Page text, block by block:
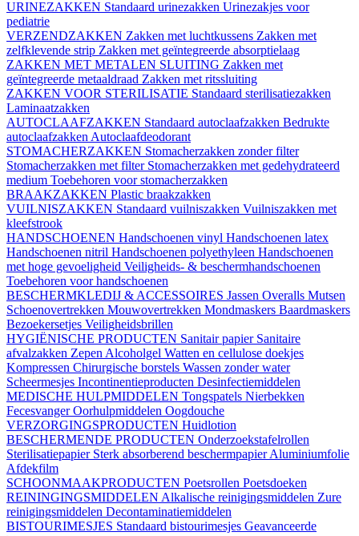
URINEZAKKEN Standaard urinezakken Urinezakjes voor
pediatrie
VERZENDZAKKEN Zakken met luchtkussens Zakken met
zelfklevende strip Zakken met geïntegreerde absorptielaag
ZAKKEN MET METALEN SLUITING Zakken met
geïntegreerde metaaldraad Zakken met ritssluiting
ZAKKEN VOOR STERILISATIE Standaard sterilisatiezakken
Laminaatzakken
AUTOCLAAFZAKKEN Standaard autoclaafzakken Bedrukte
autoclaafzakken Autoclaafdeodorant
STOMACHERZAKKEN Stomacherzakken zonder filter
Stomacherzakken met filter Stomacherzakken met gedehydrateerd
medium Toebehoren voor stomacherzakken
BRAAKZAKKEN Plastic braakzakken
VUILNISZAKKEN Standaard vuilniszakken Vuilniszakken met
kleefstrook
HANDSCHOENEN Handschoenen vinyl Handschoenen latex
Handschoenen nitril Handschoenen polyethyleen Handschoenen
met hoge gevoeligheid Veiligheids- & beschermhandschoenen
Toebehoren voor handschoenen
BESCHERMKLEDIJ & ACCESSOIRES Jassen Overalls Mutsen
Schoenovertrekken Mouwovertrekken Mondmaskers Baardmaskers
Bezoekersetjes Veiligheidsbrillen
HYGIËNISCHE PRODUCTEN Sanitair papier Sanitaire
afvalzakken Zepen Alcoholgel Watten en cellulose doekjes
Kompressen Chirurgische borstels Wassen zonder water
Scheermesjes Incontinentieproducten Desinfectiemiddelen
MEDISCHE HULPMIDDELEN Tongspatels Nierbekken
FecesvangerOorhulpmiddelen Oogdouche
VERZORGINGSPRODUCTEN Huidlotion
BESCHERMENDE PRODUCTEN Onderzoekstafelrollen
Sterilisatiepapier Sterk absorberend beschermpapierAluminiumfolie
Afdekfilm
SCHOONMAAKPRODUCTEN Poetsrollen Poetsdoeken
REININGINGSMIDDELEN Alkalische reinigingsmiddelen Zure
reinigingsmiddelen Decontaminatiemiddelen
BISTOURIMESJES Standaard bistourimesjes Geavanceerde